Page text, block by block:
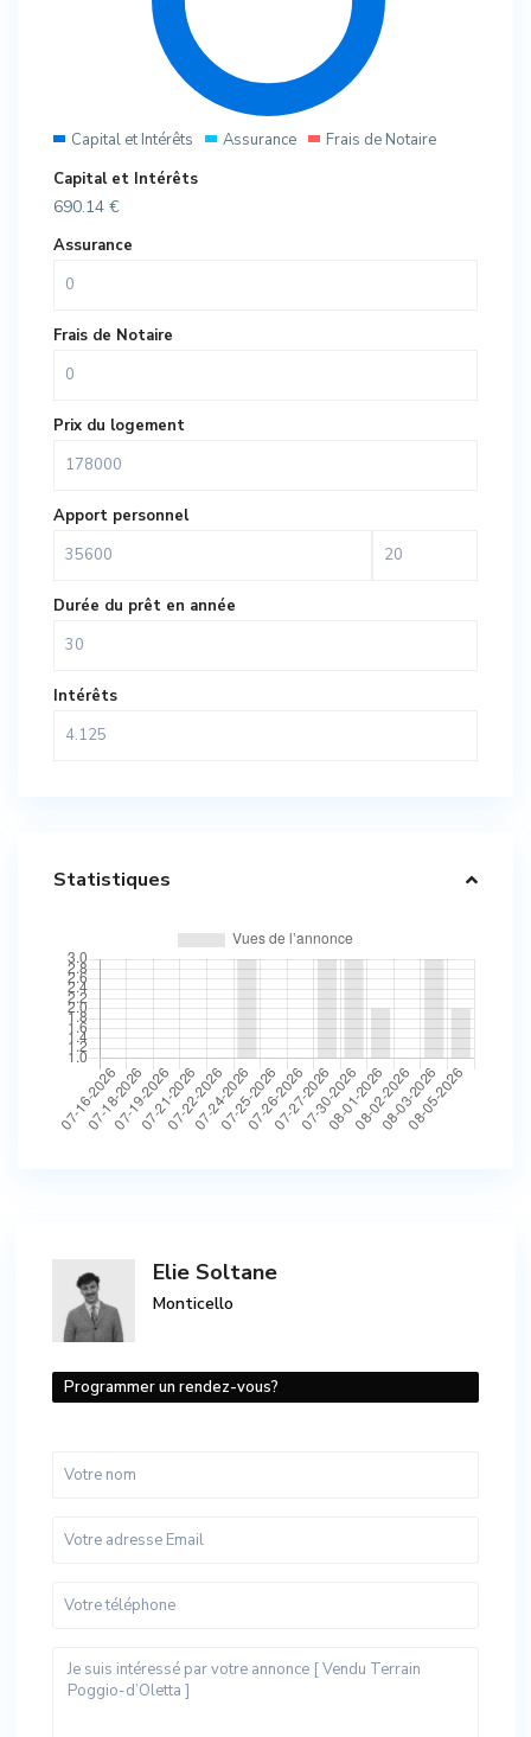
Capital et Intérêts Assurance
Frais de Notaire
Capital et Intérêts
690.14 €
Assurance
Frais de Notaire
Prix du logement
Apport personnel
Durée du prêt en année
Intérêts
Statistiques
Elie Soltane
Monticello
Programmer un rendez-vous?